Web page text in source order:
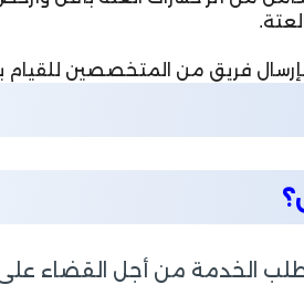
فريق من المتخصصين
الخدمة من أجل القضاء على